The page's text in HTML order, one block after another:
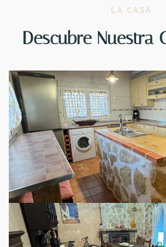
LA CASA
Descubre Nuestra